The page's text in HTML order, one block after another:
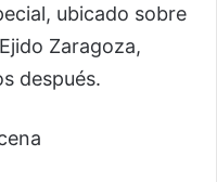
ubicado sobre
Zaragoza,
después.